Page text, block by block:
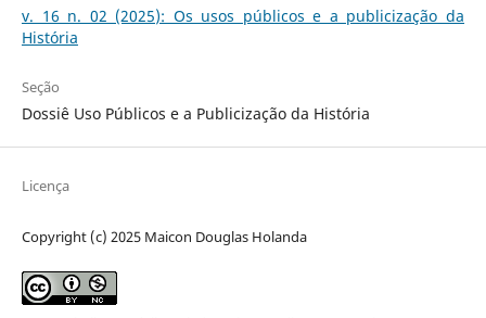
v. 16 n. 02 (2025): Os usos públicos e a publicização da
História
Seção
Dossiê Uso Públicos e a Publicização da História
Licença
Copyright (c) 2025 Maicon Douglas Holanda